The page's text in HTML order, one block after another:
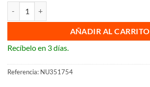
AÑADIR AL CARRITO
Recíbelo en 3 días.
Referencia: NU351754